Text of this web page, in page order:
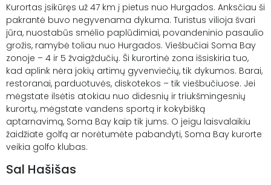
Kurortas įsikūręs už 47 km į pietus nuo Hurgados. Anksčiau ši
pakrantė buvo negyvenama dykuma. Turistus vilioja švari
jūra, nuostabūs smėlio paplūdimiai, povandeninio pasaulio
grožis, ramybė toliau nuo Hurgados. Viešbučiai Soma Bay
zonoje – 4 ir 5 žvaigždučių. Ši kurortinė zona išsiskiria tuo,
kad aplink nėra jokių artimų gyvenviečių, tik dykumos. Barai,
restoranai, parduotuvės, diskotekos – tik viešbučiuose. Jei
mėgstate ilsėtis atokiau nuo didesnių ir triukšmingesnių
kurortų, mėgstate vandens sportą ir kokybišką
aptarnavimą, Soma Bay kaip tik jums. O jeigu laisvalaikiu
žaidžiate golfą ar norėtumėte pabandyti, Soma Bay kurorte
veikia golfo klubas.
Sal Hašišas